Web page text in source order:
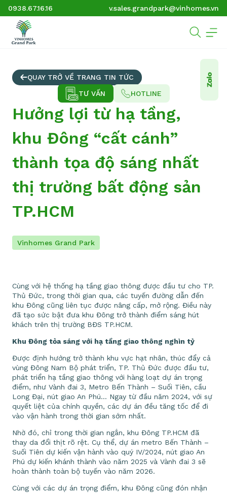
0938.67.16.16 v.sales.grandpark@vinhomes.vn
QUAY TRỞ VỀ TRANG TIN TỨC
Hưởng lợi từ hạ tầng,
khu Đông “cất cánh”
thành tọa độ sáng nhất
thị trường bất động sản
TP.HCM
Vinhomes Grand Park
Cùng với hệ thống hạ tầng giao thông được đầu tư cho TP.
Thủ Đức, trong thời gian qua, các tuyến đường dẫn đến
khu Đông cũng liên tục được nâng cấp, mở rộng. Điều này
đã tạo sức bật đưa khu Đông trở thành điểm sáng hút
khách trên thị trường BĐS TP.HCM.
Khu Đông tỏa sáng với hạ tầng giao thông nghìn tỷ
Được định hướng trở thành khu vực hạt nhân, thúc đẩy cả
vùng Đông Nam Bộ phát triển, TP. Thủ Đức được đầu tư,
phát triển hạ tầng giao thông với hàng loạt dự án trọng
điểm, như Vành đai 3, Metro Bến Thành – Suối Tiên, cầu
Long Đại, nút giao An Phú… Ngay từ đầu năm 2024, với sự
quyết liệt của chính quyền, các dự án đều tăng tốc để đi
vào vận hành trong thời gian sớm nhất.
Nhờ đó, chỉ trong thời gian ngắn, khu Đông TP.HCM đã
thay da đổi thịt rõ rệt. Cụ thể, dự án metro Bến Thành –
Suối Tiên dự kiến vận hành vào quý IV/2024, nút giao An
Phú dự kiến khánh thành vào năm 2025 và Vành đai 3 sẽ
hoàn thành toàn bộ tuyến vào năm 2026.
Cùng với các dự án trọng điểm, khu Đông cũng đón nhận
TƯ VẤN HOTLINE